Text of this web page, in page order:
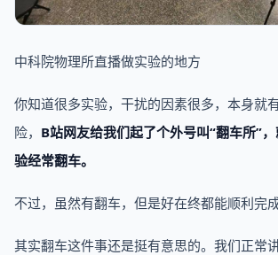
中科院物理所直播做实验的地方
你知道很多实验，干扰的因素很多，本身就
险， B站网友给我们起了个外号叫“翻车所”
验经常翻车。
不过，虽然有翻车，但是好在终都能顺利完
其实翻车这件事还是挺有意思的。我们正常